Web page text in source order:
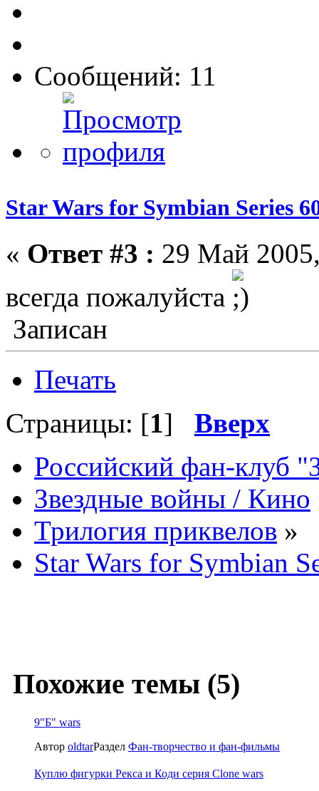
Сообщений: 11
Star Wars for Symbian Series
« Ответ #3 : 29 Май
всегда пожалуйста
Записан
Печать
Страницы: [1] Вверх
Российский фан-клуб
Звездные войны / Кино
Трилогия приквелов »
Star Wars for Symbian
Похожие темы (5)
9"Б" wars
Автор oldtarРаздел Фан-творчество и фан-фильмы
Куплю фигурки Рекса и Коди серия Clone wars